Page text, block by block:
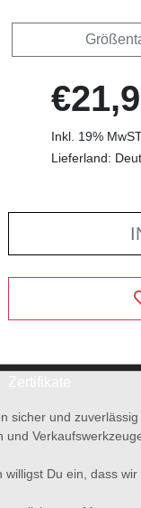
Inkl. 19%
Lieferland:
und
Du ein, dass